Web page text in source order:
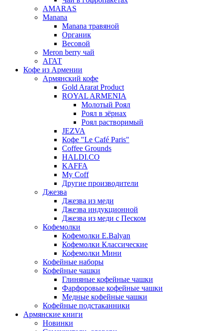
AMARAS
Manana
Manana травяной
Органик
Весовой
Meron berry чай
АГАТ
Кофе из Армении
Армянский кофе
Gold Ararat Product
ROYAL ARMENIA
Молотый Роял
Роял в зёрнах
Роял растворимый
JEZVA
Кофе "Le Café Paris"
Coffee Grounds
HALDI.CO
KAFFA
My Coff
Другие производители
Джезва
Джезва из меди
Джезва индукционной
Джезва из меди с Песком
Кофемолки
Кофемолки E.Balyan
Кофемолки Классические
Кофемолки Мини
Кофейные наборы
Кофейные чашки
Глиняные кофейные чашки
Фарфоровые кофейные чашки
Медные кофейные чашки
Кофейные подстаканники
Армянские книги
Новинки